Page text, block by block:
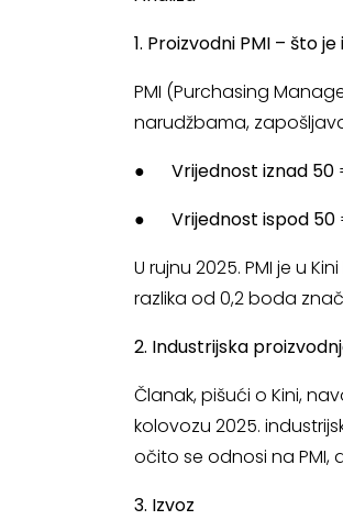
1. Proizvodni PMI – što
PMI (Purchasing
narudžbama,
● Vrijednost iznad 50
● Vrijednost ispod 50
U rujnu 2025. PMI je u
razlika od 0,2 boda
2. Industrijska
Članak, pišući o Kini,
kolovozu 2025.
očito se odnosi na PMI,
3. Izvoz